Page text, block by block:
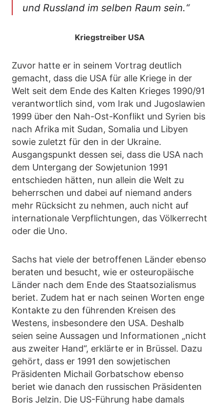
und Russland im selben Raum sein.“
Kriegstreiber USA
Zuvor hatte er in seinem Vortrag deutlich
gemacht, dass die USA für alle Kriege in der
Welt seit dem Ende des Kalten Krieges 1990/91
verantwortlich sind, vom Irak und Jugoslawien
1999 über den Nah-Ost-Konflikt und Syrien bis
nach Afrika mit Sudan, Somalia und Libyen
sowie zuletzt für den in der Ukraine.
Ausgangspunkt dessen sei, dass die USA nach
dem Untergang der Sowjetunion 1991
entschieden hätten, nun allein die Welt zu
beherrschen und dabei auf niemand anders
mehr Rücksicht zu nehmen, auch nicht auf
internationale Verpflichtungen, das Völkerrecht
oder die Uno.
Sachs hat viele der betroffenen Länder ebenso
beraten und besucht, wie er osteuropäische
Länder nach dem Ende des Staatsozialismus
beriet. Zudem hat er nach seinen Worten enge
Kontakte zu den führenden Kreisen des
Westens, insbesondere den USA. Deshalb
seien seine Aussagen und Informationen „nicht
aus zweiter Hand“, erklärte er in Brüssel. Dazu
gehört, dass er 1991 den sowjetischen
Präsidenten Michail Gorbatschow ebenso
beriet wie danach den russischen Präsidenten
Boris Jelzin. Die US-Führung habe damals